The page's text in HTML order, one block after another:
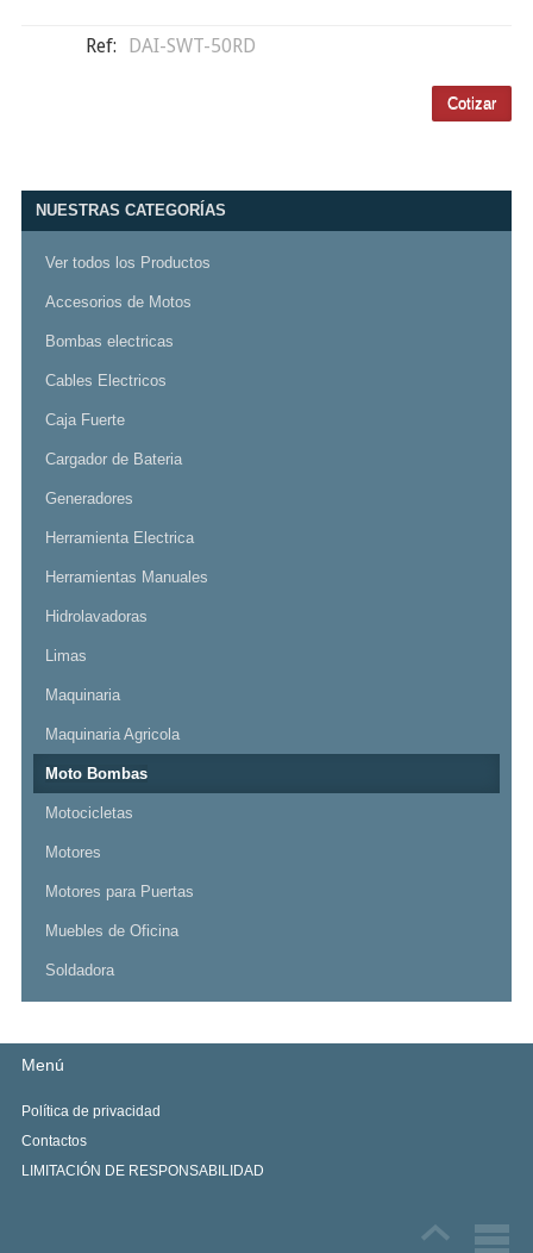
Ref: DAI-SWT-50RD
NUESTRAS CATEGORÍAS
Ver todos los Productos
Accesorios de Motos
Bombas electricas
Cables Electricos
Caja Fuerte
Cargador de Bateria
Generadores
Herramienta Electrica
Herramientas Manuales
Hidrolavadoras
Limas
Maquinaria
Maquinaria Agricola
Moto Bombas
Motocicletas
Motores
Motores para Puertas
Muebles de Oficina
Soldadora
Menú
Política de privacidad
Contactos
LIMITACIÓN DE RESPONSABILIDAD